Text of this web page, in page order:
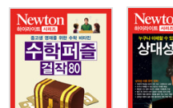
잡고, 시간의 흐름을 아는 데도
해서 전해 내려오는 신화는 우
다. 그러나 실제의 우주는 상상
이 벌어지는 격렬한 곳이다. 사
롭게 태어나는 별도 있다. 이 책에서는 밤 하늘의 별자리들과 태양계